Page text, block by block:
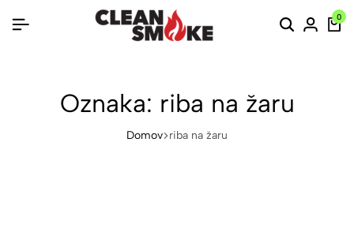
0
Oznaka: riba na žaru
Domov riba na žaru